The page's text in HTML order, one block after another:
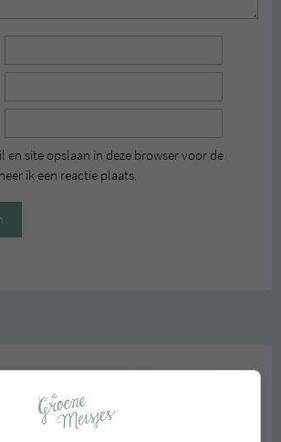
en site opslaan in deze browser voor de
ik een reactie plaats.